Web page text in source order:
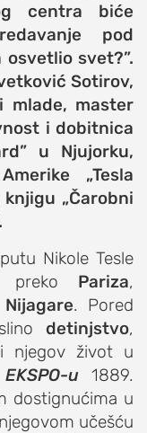
centra biće
pod
osvetlio svet?”.
Sotirov,
mlade, master
i dobitnica
u Njujorku,
„Tesla
„Čarobni
Nikole Tesle
preko Pariza,
Nijagare. Pored
detinjstvo,
njegov život u
EKSPO-u1889.
dostignućima u
učešću